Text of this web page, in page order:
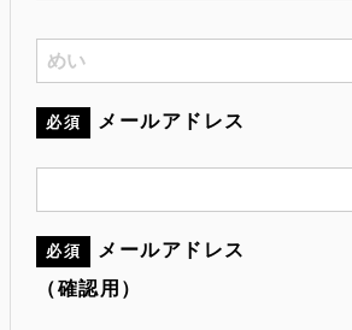
必須 メールアドレス
必須
メールアドレス
（確認用）